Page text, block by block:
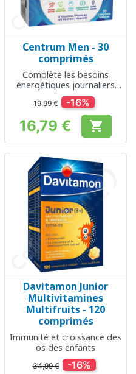
Centrum Men - 30
comprimés
Complète les besoins
énergétiques journaliers
chez les hommes
19,99 € -16%
Prix
16,79 € 
Davitamon Junior
Multivitamines
Multifruits - 120
comprimés
Immunité et croissance des
os des enfants
34,99 € -16%